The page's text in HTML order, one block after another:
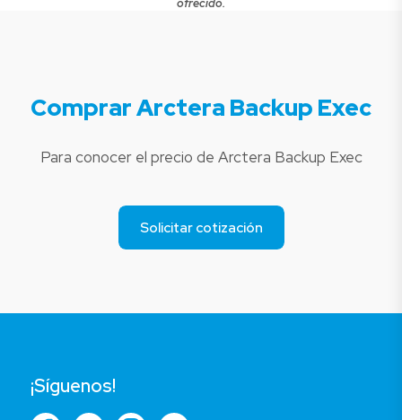
ofrecido.
Comprar Arctera Backup Exec
Para conocer el precio de Arctera Backup Exec
Solicitar cotización
¡Síguenos!